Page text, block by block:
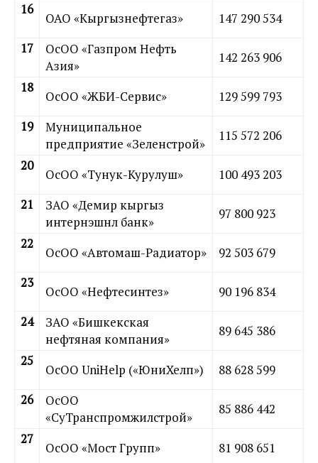
16
ОАО «Кыргызнефтегаз»
147 290 534
17
ОсОО «Газпром Нефть
Азия»
142 263 906
18
ОсОО «ЖБИ-Сервис»
129 599 793
19
Муниципальное
предприятие «Зеленстрой»
115 572 206
20
ОсОО «Тунук-Курулуш»
100 493 203
21
ЗАО «Демир кыргыз
интернэшнл банк»
97 800 923
22
ОсОО «Автомаш-Радиатор»
92 503 679
23
ОсОО «Нефтесинтез»
90 196 834
24
ЗАО «Бишкекская
нефтяная компания»
89 645 386
25
ОсОО UniHelp («ЮниХелп»)
88 628 599
26
ОсОО
«СуТранспромжилстрой»
85 886 442
27
ОсОО «Мост Групп» 81 908 651